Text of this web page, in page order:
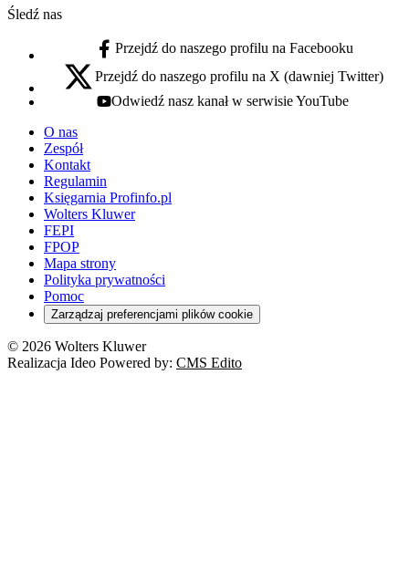
Śledź nas
facebook - otwiera się w nowej karcie
Przejdź do naszego profilu na Facebooku
x - otwiera się w nowej karcie
Przejdź do naszego profilu na X (dawniej Twitter)
youtube - otwiera się w nowej karcie
Odwiedź nasz kanał w serwisie YouTube
O nas
Zespół
Kontakt
Regulamin
Księgarnia Profinfo.pl
Wolters Kluwer
FEPI
FPOP
Mapa strony
Polityka prywatności
Pomoc
Zarządzaj preferencjami plików cookie
© 2026 Wolters Kluwer
Realizacja Ideo Powered by: CMS Edito